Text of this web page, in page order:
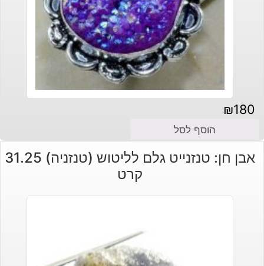
₪180
הוסף לסל
אבן חן: טנזנייט גלם לליטוש (טנזניה) 31.25
קרט